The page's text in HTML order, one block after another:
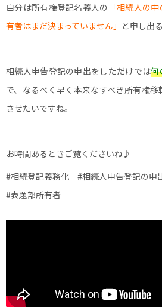
自分は所有権登記名義人の 「相続人の
有者はまだ決まっていません」 と申し出
相続人申告登記の申出をしただけでは何
で、なるべく早く本来なすべき所有権
させたいですね。
お時間あるときご覧くださいね♪
#相続登記義務化
#相続人申告登記の申
#表題部所有者